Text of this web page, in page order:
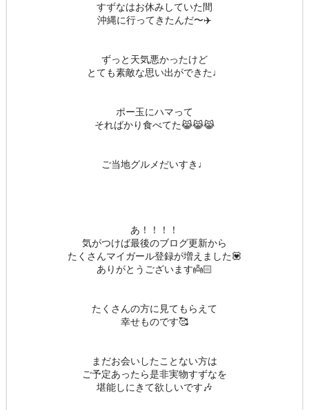
すずなはお休みしていた間
沖縄に行ってきたんだ〜✈️
ずっと天気悪かったけど
とても素敵な思い出ができた♩
ポー玉にハマって
そればかり食べてた😹😹😹
ご当地グルメだいすき♩
あ！！！！
気がつけば最後のブログ更新から
たくさんマイガール登録が増えました💟
ありがとうございます👼🏻
たくさんの方に見てもらえて
幸せものです🥰
まだお会いしたことない方は
ご予定あったら是非実物すずなを
堪能しにきて欲しいです🎶